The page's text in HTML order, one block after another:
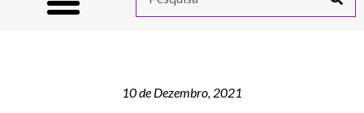
10 de Dezembro, 2021